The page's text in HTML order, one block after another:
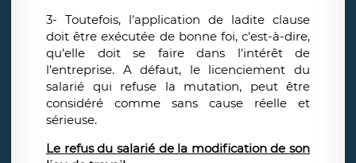
3- Toutefois, l'application de ladite clause
doit être exécutée de bonne foi, c'est-à-dire,
qu'elle doit se faire dans l'intérêt de
l'entreprise. A défaut, le licenciement du
salarié qui refuse la mutation, peut être
considéré comme sans cause réelle et
sérieuse.
Le refus du salarié de la modification de son